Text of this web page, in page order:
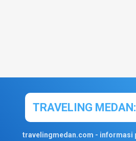
TRAVELING
travelingmedan.com - informasi